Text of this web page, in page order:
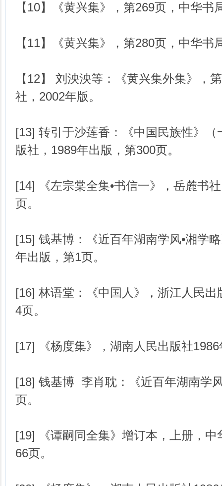
【10】《黄兴集》，第269页，中华书
【11】《黄兴集》，第280页，中华书
【12】 刘泱泱等：《黄兴集外集》，
社，2002年版。
[13] 转引于沙莲香：《中国民族性》
版社，1989年出版，第300页。
[14] 《左宗棠全集•书信一》，岳麓书
页。
[15] 钱基博：《近百年湖南学风•湘学
年出版，第1页。
[16] 林语堂：《中国人》，浙江人民出
4页。
[17] 《杨度集》，湖南人民出版社
[18] 钱基博 李肖耽：《近百年湖南学
页。
[19] 《谭嗣同全集》增订本，上册，中
66页。